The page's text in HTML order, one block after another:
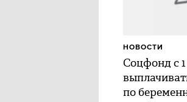
Соцфонд с
по
НОВОСТИ